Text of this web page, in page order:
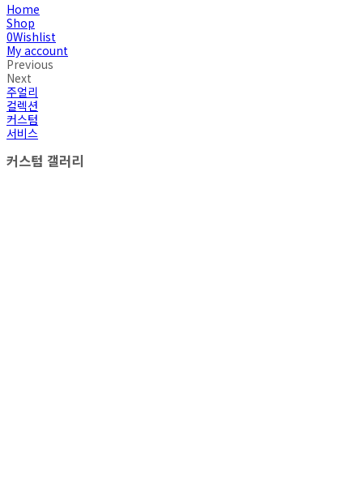
Home
Shop
0Wishlist
My account
Previous
Next
주얼리
컬렉션
커스텀
서비스
커스텀 갤러리